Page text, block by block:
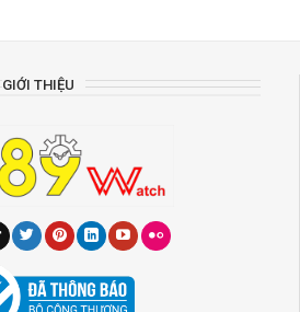
GIỚI THIỆU